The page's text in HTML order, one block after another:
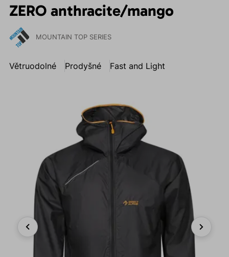
ZERO anthracite/mango
MOUNTAIN TOP SERIES
Větruodolné Prodyšné Fast and Light
Next